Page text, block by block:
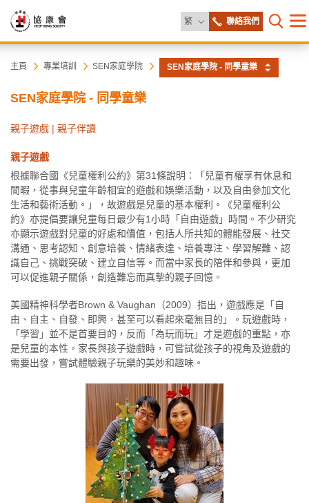
繁 更改語言聯絡我們
打開目
協
康
會
主頁 專業培訓 SEN家庭學院 SEN家庭學院 - 同學童樂
SEN家庭學院 - 同學童樂
親子遊戲 | 親子伴讀
親子遊戲
根據聯合國《兒童權利公約》第31條說明：「兒童有權享有休息和
閒暇，從事與兒童年齡相宜的遊戲和娛樂活動，以及自由參加文化
生活和藝術活動。」，故遊戲是兒童的基本權利。《兒童權利公
約》亦提倡要讓兒童每日最少有1小時「自由遊戲」時間。不少研究
亦顯示遊戲對兒童的好處和價值，包括人所共知的體能發展、社交
溝通、思考認知、創意培養、情緒表達、培養專注、學習解難、認
識自己、挑戰突破、建立自信等。而當中家長的陪伴和參與，更加
可以促進親子關係，創造難忘而真摯的親子回憶。
美國精神科學者Brown & Vaughan（2009）指出，遊戲應是「自
由、自主、自發、即興，甚至可以看起來毫無目的」。玩遊戲時，
「學習」並不是首要目的，反而「為玩而玩」才是遊戲的重點，亦
是兒童的本性。家長與孩子遊戲時，可嘗試從孩子的視角及遊戲的
需要出發，嘗試體驗親子玩樂的美妙和趣味。